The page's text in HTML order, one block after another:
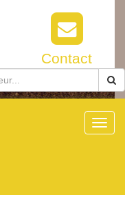
Contact